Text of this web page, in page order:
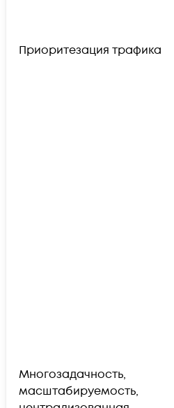
Приоритезация трафика
Многозадачность,
масштабируемость,